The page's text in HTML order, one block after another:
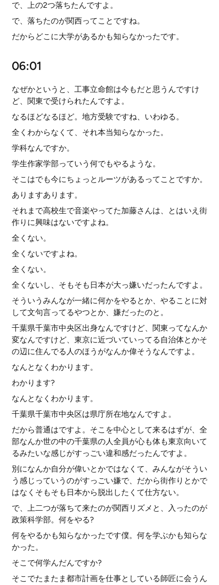
で、上の2つ落ちたんですよ。
で、落ちたのが関西ってことですね。
だからどこに大学があるかも知らなかったです。
06:01
なぜかというと、工事立命館は今もだと思うんですけ
ど、関東で受けられたんですよ。
なるほどなるほど。地方受験ですね、いわゆる。
全くわからなくて、それ本当知らなかった。
学科なんですか。
学生作家学部っていう何でもやるような。
そこはでも今にちょっとルーツがあるってことですか。
ありますあります。
それまで高校生で音楽やってた加藤さんは、とはいえ街
作りに興味はないですよね。
全くない。
全くないですよね。
全くない。
全くないし、そもそも日本が大っ嫌いだったんですよ。
そういうみんなが一緒に何かをやるとか、やることに対
して文句言ってるやつとか、嫌だったのと。
千葉県千葉市中央区出身なんですけど、関東ってなんか
変なんですけど、東京に近づいていってる自治体とかそ
の辺に住んでる人のほうがなんか偉そうなんですよ。
なんとなくわかります。
わかります?
なんとなくわかります。
千葉県千葉市中央区は県庁所在地なんですよ。
だから普通はですよ。そこを中心として来るはずが、全
部なんか世の中の千葉県の人全員が心も体も東京向いて
るみたいな感じがすっごい違和感だったんですよ。
別になんか自分が偉いとかではなくて、みんながそうい
う感じっていうのがすっごい嫌で、だから街作りとかで
はなくそもそも日本から脱出したくて仕方ない。
で、上二つが落ちて来たのが関西リズメと、入ったのが
政策科学部。何をやる?
何をやるかも知らなかったです僕。何を学ぶかも知らな
かった。
そこで何学んだんですか?
そこでたまたま都市計画を仕事としている師匠に会うん